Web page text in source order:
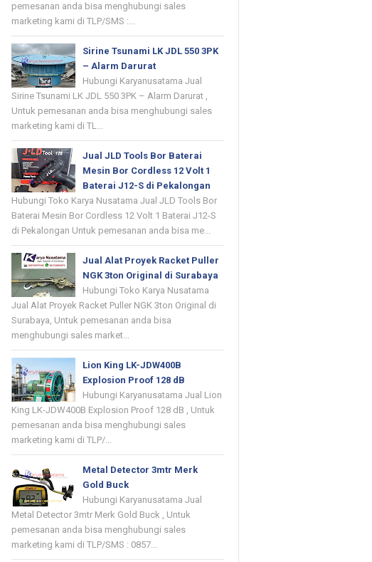
pemesanan anda bisa menghubungi sales
marketing kami di TLP/SMS :...
Sirine Tsunami LK JDL 550 3PK
– Alarm Darurat
Hubungi Karyanusatama Jual
Sirine Tsunami LK JDL 550 3PK – Alarm Darurat ,
Untuk pemesanan anda bisa menghubungi sales
marketing kami di TL...
Jual JLD Tools Bor Baterai
Mesin Bor Cordless 12 Volt 1
Baterai J12-S di Pekalongan
Hubungi Toko Karya Nusatama Jual JLD Tools Bor
Baterai Mesin Bor Cordless 12 Volt 1 Baterai J12-S
di Pekalongan Untuk pemesanan anda bisa me...
Jual Alat Proyek Racket Puller
NGK 3ton Original di Surabaya
Hubungi Toko Karya Nusatama
Jual Alat Proyek Racket Puller NGK 3ton Original di
Surabaya, Untuk pemesanan anda bisa
menghubungi sales market...
Lion King LK-JDW400B
Explosion Proof 128 dB
Hubungi Karyanusatama Jual Lion
King LK-JDW400B Explosion Proof 128 dB , Untuk
pemesanan anda bisa menghubungi sales
marketing kami di TLP/...
Metal Detector 3mtr Merk
Gold Buck
Hubungi Karyanusatama Jual
Metal Detector 3mtr Merk Gold Buck , Untuk
pemesanan anda bisa menghubungi sales
marketing kami di TLP/SMS : 0857...